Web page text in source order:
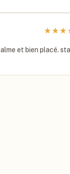
★★★
et bien placé.